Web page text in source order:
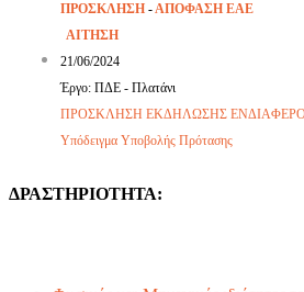
ΠΡΟΣΚΛΗΣΗ -ΑΠΟΦΑΣΗ ΕΑΕ
ΑΙΤΗΣΗ
21/06/2024
Έργο: ΠΔΕ - Πλατάνι
ΠΡΟΣΚΛΗΣΗ ΕΚΔΗΛΩΣΗΣ
Υπόδειγμα Υποβολής Πρότασης
ΔΡΑΣΤΗΡΙΟΤΗΤΑ: